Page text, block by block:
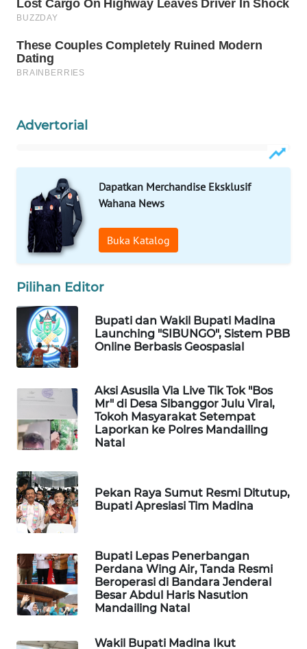
Advertorial
Dapatkan Merchandise Eksklusif
Wahana News
Buka Katalog
Pilihan Editor
Bupati dan Wakil Bupati Madina
Launching "SIBUNGO", Sistem PBB
Online Berbasis Geospasial
Aksi Asusila Via Live Tik Tok "Bos
Mr" di Desa Sibanggor Julu Viral,
Tokoh Masyarakat Setempat
Laporkan ke Polres Mandailing
Natal
Pekan Raya Sumut Resmi Ditutup,
Bupati Apresiasi Tim Madina
Bupati Lepas Penerbangan
Perdana Wing Air, Tanda Resmi
Beroperasi di Bandara Jenderal
Besar Abdul Haris Nasution
Mandailing Natal
Wakil Bupati Madina Ikut
WAHANA
WAHANA
LAPAK
Network
KONSUMEN
LISTRIK
MASYARAKAT
KELISTRIKAN
WALINKI
ID
ID
MARTABAT
NET
PLN
WATCH
MKLI
LPKKI
LKKI
KOPEKLIN